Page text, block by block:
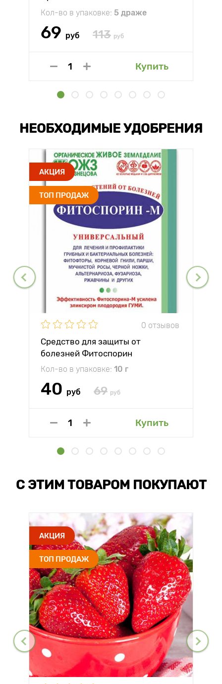
Кол-во в упаковке: 5 драже
69 руб 113 руб
Купить
НЕОБХОДИМЫЕ УДОБРЕНИЯ
АКЦИЯ
ТОП ПРОДАЖ
0 отзывов
Средство для защиты от
болезней Фитоспорин
Кол-во в упаковке: 10 г
40 руб 69 руб
Купить
С ЭТИМ ТОВАРОМ ПОКУПАЮТ
АКЦИЯ
ТОП ПРОДАЖ